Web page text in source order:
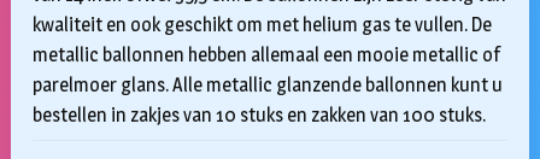
kwaliteit en ook geschikt om met helium gas te vullen. De
metallic ballonnen hebben allemaal een mooie metallic of
parelmoer glans. Alle metallic glanzende ballonnen kunt u
bestellen in zakjes van 10 stuks en zakken van 100 stuks.